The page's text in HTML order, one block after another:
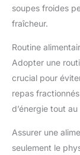
soupes froides
fraîcheur.
Routine
Adopter une
crucial pour
repas
d’énergie tout
Assurer une
seulement le